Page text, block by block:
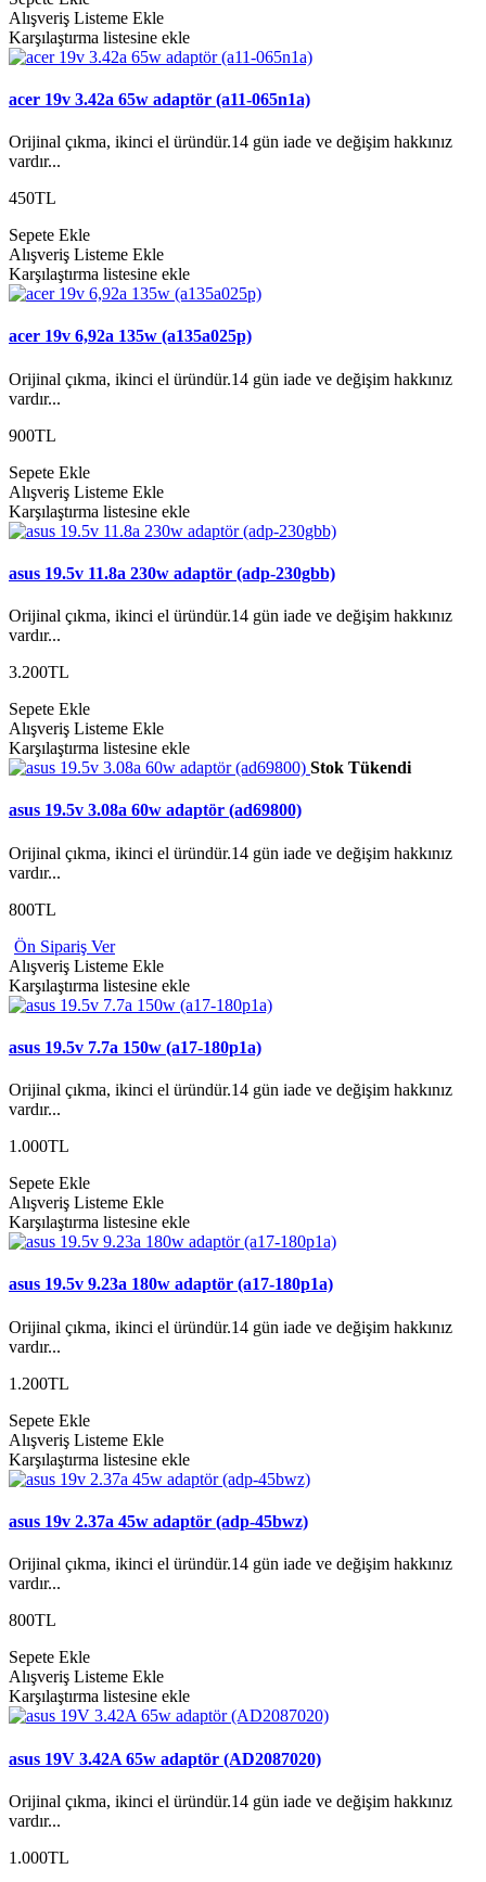
Alışveriş Listeme Ekle
Karşılaştırma listesine ekle
acer 19v 3.42a 65w adaptör (a11-065n1a)
Orijinal çıkma, ikinci el üründür.14 gün iade ve değişim hakkınız
vardır...
450TL
Sepete Ekle
Alışveriş Listeme Ekle
Karşılaştırma listesine ekle
acer 19v 6,92a 135w (a135a025p)
Orijinal çıkma, ikinci el üründür.14 gün iade ve değişim hakkınız
vardır...
900TL
Sepete Ekle
Alışveriş Listeme Ekle
Karşılaştırma listesine ekle
asus 19.5v 11.8a 230w adaptör (adp-230gbb)
Orijinal çıkma, ikinci el üründür.14 gün iade ve değişim hakkınız
vardır...
3.200TL
Sepete Ekle
Alışveriş Listeme Ekle
Karşılaştırma listesine ekle
Stok Tükendi
asus 19.5v 3.08a 60w adaptör (ad69800)
Orijinal çıkma, ikinci el üründür.14 gün iade ve değişim hakkınız
vardır...
800TL
Ön Sipariş Ver
Alışveriş Listeme Ekle
Karşılaştırma listesine ekle
asus 19.5v 7.7a 150w (a17-180p1a)
Orijinal çıkma, ikinci el üründür.14 gün iade ve değişim hakkınız
vardır...
1.000TL
Sepete Ekle
Alışveriş Listeme Ekle
Karşılaştırma listesine ekle
asus 19.5v 9.23a 180w adaptör (a17-180p1a)
Orijinal çıkma, ikinci el üründür.14 gün iade ve değişim hakkınız
vardır...
1.200TL
Sepete Ekle
Alışveriş Listeme Ekle
Karşılaştırma listesine ekle
asus 19v 2.37a 45w adaptör (adp-45bwz)
Orijinal çıkma, ikinci el üründür.14 gün iade ve değişim hakkınız
vardır...
800TL
Sepete Ekle
Alışveriş Listeme Ekle
Karşılaştırma listesine ekle
asus 19V 3.42A 65w adaptör (AD2087020)
Orijinal çıkma, ikinci el üründür.14 gün iade ve değişim hakkınız
vardır...
1.000TL